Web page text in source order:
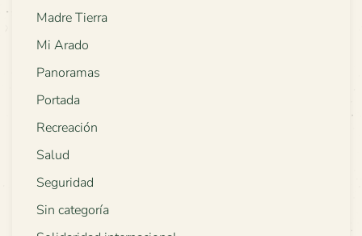
Madre Tierra
Mi Arado
Panoramas
Portada
Recreación
Salud
Seguridad
Sin categoría